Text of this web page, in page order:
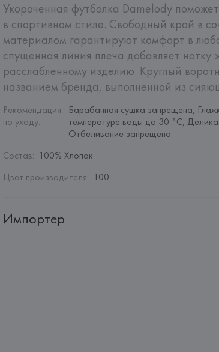
Укороченная футболка Damelody
в спортивном стиле. Свободный крой в
материалом гарантируют комфорт в
спущенная линия плеча добавляет нотку
расслабленному изделию. Круглый
названием бренда, выполненной из
Рекомендация
по уходу:
Барабанная сушка запрещена,
температуре воды до 30 °C,
Отбеливание запрещено
Состав: 100% Хлопок
Цвет производителя: 100
Импортер